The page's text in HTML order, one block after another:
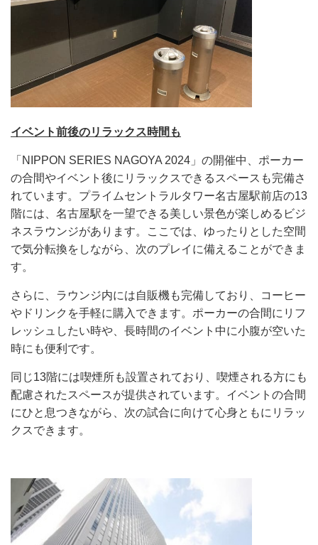
イベント前後のリラックス時間も
「NIPPON SERIES NAGOYA 2024」の開催中、ポーカー
の合間やイベント後にリラックスできるスペースも完備さ
れています。プライムセントラルタワー名古屋駅前店の13
階には、名古屋駅を一望できる美しい景色が楽しめるビジ
ネスラウンジがあります。ここでは、ゆったりとした空間
で気分転換をしながら、次のプレイに備えることができま
す。
さらに、ラウンジ内には自販機も完備しており、コーヒー
やドリンクを手軽に購入できます。ポーカーの合間にリフ
レッシュしたい時や、長時間のイベント中に小腹が空いた
時にも便利です。
同じ13階には喫煙所も設置されており、喫煙される方にも
配慮されたスペースが提供されています。イベントの合間
にひと息つきながら、次の試合に向けて心身ともにリラッ
クスできます。